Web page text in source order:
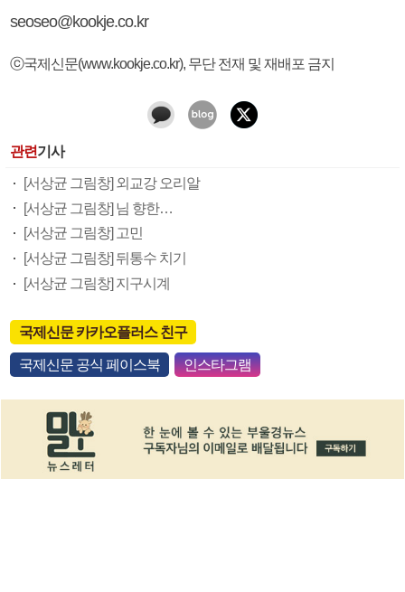
seoseo@kookje.co.kr
ⓒ국제신문(www.kookje.co.kr), 무단 전재 및 재배포 금지
관련기사
[서상균 그림창] 외교강 오리알
[서상균 그림창] 님 향한…
[서상균 그림창] 고민
[서상균 그림창] 뒤통수 치기
[서상균 그림창] 지구시계
국제신문 카카오플러스 친구
국제신문 공식 페이스북 인스타그램